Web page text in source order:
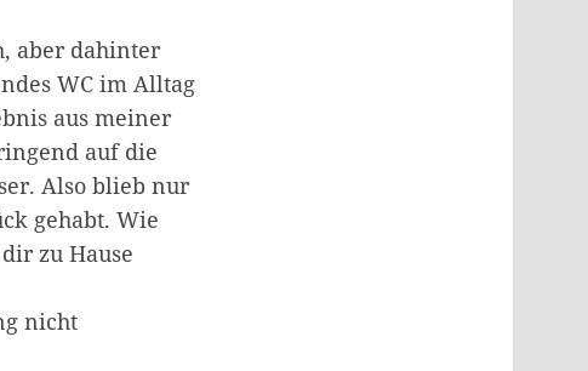
aber dahinter
WC im Alltag
aus meiner
auf die
Also blieb nur
gehabt. Wie
zu Hause
nicht